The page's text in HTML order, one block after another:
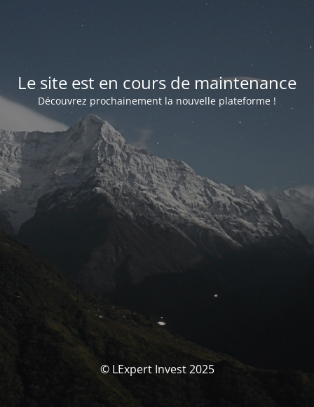
Le site est en cours de maintenance
Découvrez prochainement la nouvelle plateforme !
© LExpert Invest 2025